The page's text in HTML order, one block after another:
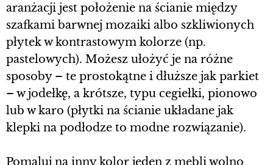
aranżacji jest położenie na ścianie między
szafkami barwnej mozaiki albo szkliwionych
płytek w kontrastowym kolorze (np.
pastelowych). Możesz ułożyć je na różne
sposoby – te prostokątne i dłuższe jak parkiet
– w jodełkę, a krótsze, typu cegiełki, pionowo
lub w karo (płytki na ścianie układane jak
klepki na podłodze to modne rozwiązanie).
Pomaluj na inny kolor jeden z mebli wolno